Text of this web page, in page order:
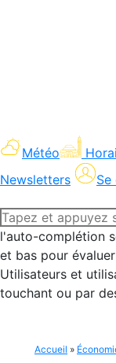
Météo
Newsletters
Recherche
:l'auto-complétion
et bas pour
Utilisateurs et
touchant ou par
Accueil »